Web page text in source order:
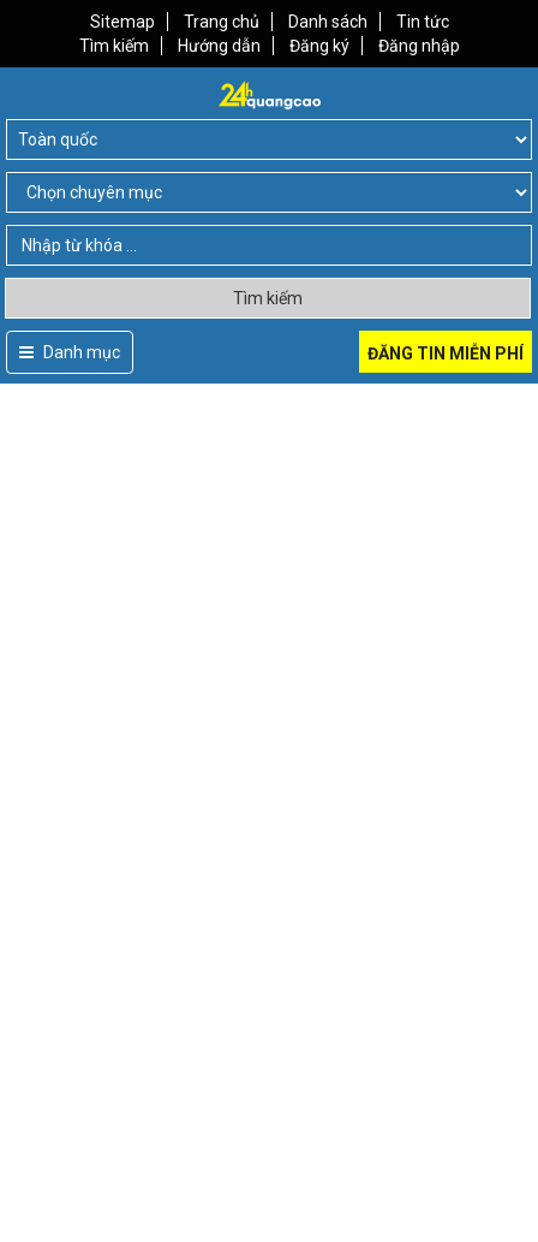
Sitemap Trang chủ Danh sách
Tin tức
Tìm kiếm
Hướng dẫn Đăng ký Đăng nhập
Tìm kiếm
Danh mục ĐĂNG TIN MIỄN PHÍ